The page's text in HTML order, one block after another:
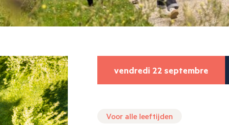
vendredi 22 septembre
Voor alle leeftijden